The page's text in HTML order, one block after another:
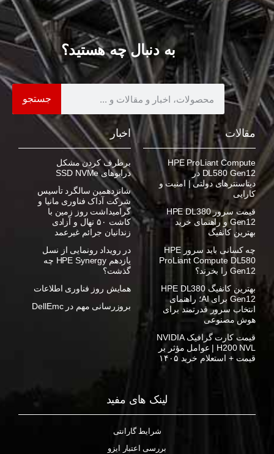
به دنبال چه هستید؟
جستجو
مقالات
HPE ProLiant Compute
DL580 Gen12 در
دیتاسنترهای دولتی | امنیت و
کارایی
قیمت سرور HPE DL380
Gen12 و راهنمای خرید
بهترین کانفیگ
چه کسانی باید سرور HPE
ProLiant Compute DL580
Gen12 را بخرند؟
بهترین کانفیگ HPE DL380
Gen12 برای AI؛ راهنمای
انتخاب سرور قدرتمند برای
هوش مصنوعی
قیمت کارت گرافیک NVIDIA
H200 NVL | عوامل مؤثر بر
قیمت + استعلام خرید ۱۴۰۵
اخبار
برطرف کردن مشکل
درایوهای SSD NVMe
شانزدهمین سالگرد تأسیس
شرکت آداک فناوری مانیا و
گرامیداشت روز زمین با
کاشت ۵۰ نهال و آزادی
زندانیان جرائم غیرعمد
در رویداد رونمایی از نسل
یازدهم HPE Synergy چه
گذشت؟
همایش روز فناوری اطلاعات
بروزرسانی مهم در DellEmc
لینک های مفید
شرایط گارانتی
بررسی اعتبار ایزو